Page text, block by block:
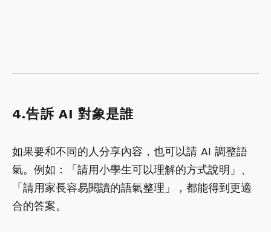
4.告訴 AI 對象是誰
如果要和不同的人分享內容，也可以請 AI 調整語
氣。例如：「請用小學生可以理解的方式說明」、
「請用家長容易閱讀的語氣整理」，都能得到更適
合的答案。